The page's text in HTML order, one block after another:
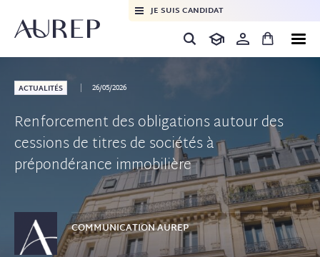
JE SUIS CANDIDAT
ACTUALITÉS 26/05/2026
Renforcement des obligations autour des
cessions de titres de sociétés à
prépondérance immobilière
COMMUNICATIONAUREP